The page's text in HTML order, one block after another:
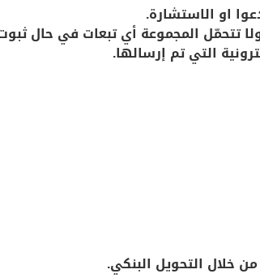
او الاستشارة.
تتحمّل المجموعة أي تبعات في حال
التي تم إرسالها.